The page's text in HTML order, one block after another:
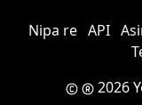
Nipa re API
2026